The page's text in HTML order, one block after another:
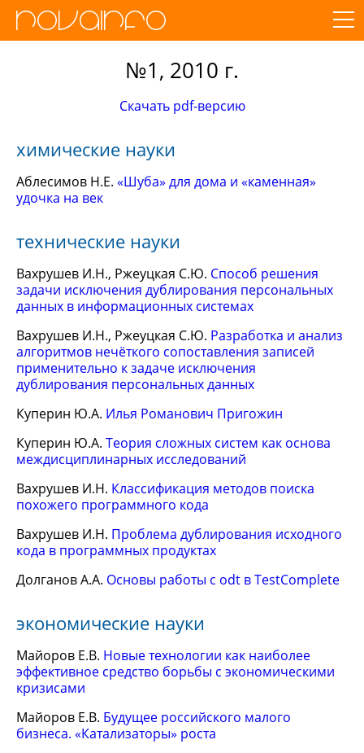
№1, 2010 г.
Скачать pdf-версию
химические науки
Аблесимов Н.Е. «Шуба» для дома и «каменная»
удочка на век
технические науки
Вахрушев И.Н., Ржеуцкая С.Ю. Способ решения
задачи исключения дублирования персональных
данных в информационных системах
Вахрушев И.Н., Ржеуцкая С.Ю. Разработка и анализ
алгоритмов нечёткого сопоставления записей
применительно к задаче исключения
дублирования персональных данных
Куперин Ю.А. Илья Романович Пригожин
Куперин Ю.А. Теория сложных систем как основа
междисциплинарных исследований
Вахрушев И.Н. Классификация методов поиска
похожего программного кода
Вахрушев И.Н. Проблема дублирования исходного
кода в программных продуктах
Долганов А.А. Основы работы с odt в TestComplete
экономические науки
Майоров Е.В. Новые технологии как наиболее
эффективное средство борьбы с экономическими
кризисами
Майоров Е.В. Будущее российского малого
бизнеса. «Катализаторы» роста